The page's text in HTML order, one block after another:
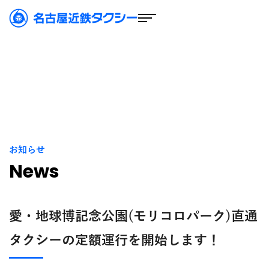
お知らせ
News
愛・地球博記念公園(モリコロパーク)直通
タクシーの定額運行を開始します！